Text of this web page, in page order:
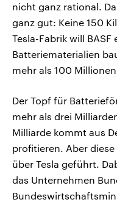
nicht ganz rational.
ganz gut: Keine 150
Tesla-Fabrik will BASF
Batteriematerialien
mehr als 100
Der Topf für
mehr als drei
Milliarde kommt aus
profitieren. Aber
über Tesla geführt.
das Unternehmen